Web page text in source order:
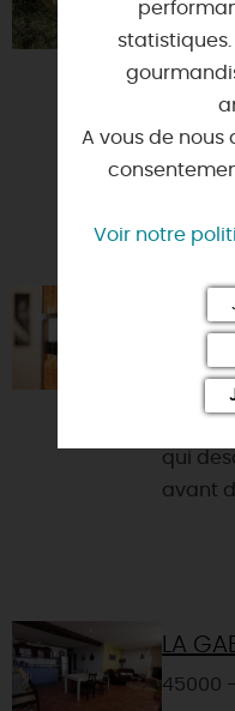
45000 -
LA
45000 -
Dès le
qui
avant
LA
45000 -
statistiques.
A vous de
Voir notre